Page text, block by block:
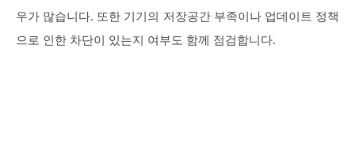
우가 많습니다. 또한 기기의 저장공간 부족이나 업데이트 정책
으로 인한 차단이 있는지 여부도 함께 점검합니다.